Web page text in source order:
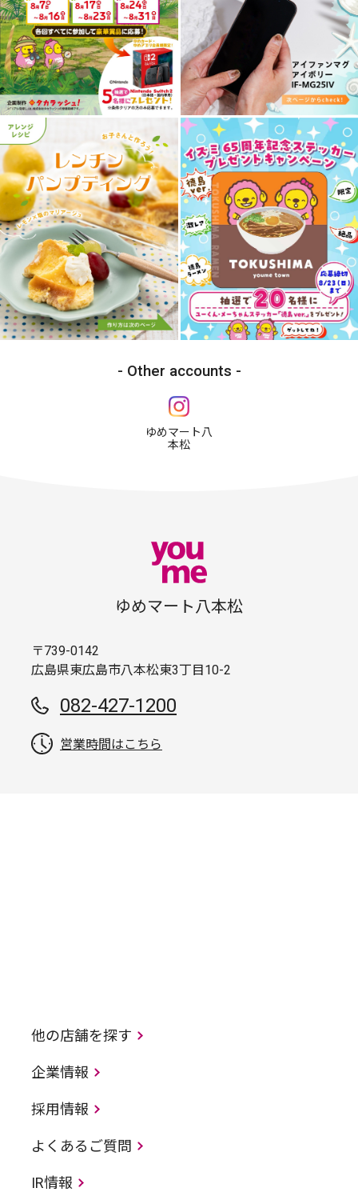
Other accounts
ゆめマート八
本松
ゆめマート八本松
〒739-0142
広島県東広島市八本松東3丁目10-2
082-427-1200
営業時間はこちら
他の店舗を探す
企業情報
採用情報
よくあるご質問
IR情報